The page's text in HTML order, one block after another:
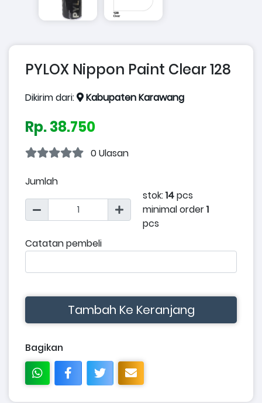
PYLOX Nippon Paint Clear 128
Dikirim dari: Kabupaten Karawang
Rp. 38.750
0 Ulasan
Jumlah
stok:14pcs
minimal order1
pcs
Catatan pembeli
Tambah Ke Keranjang
Bagikan